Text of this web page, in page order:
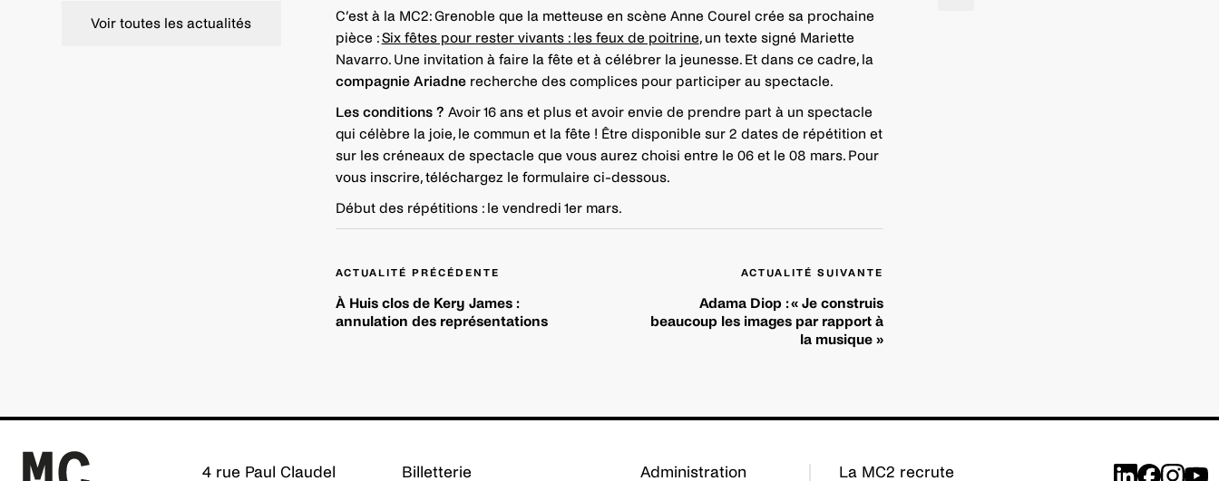
Voir toutes les actualités
C’est à la MC2: Grenoble que la metteuse en scène Anne Courel crée sa prochaine
pièce :Six fêtes pour rester vivants : les feux de poitrine, un texte signé Mariette
Navarro. Une invitation à faire la fête et à célébrer la jeunesse. Et dans ce cadre, la
compagnie Ariadnerecherche des complices pour participer au spectacle.
Les conditions ? Avoir 16 ans et plus et avoir envie de prendre part à un spectacle
qui célèbre la joie, le commun et la fête ! Être disponible sur 2 dates de répétition et
sur les créneaux de spectacle que vous aurez choisi entre le 06 et le 08 mars. Pour
vous inscrire, téléchargez le formulaire ci-dessous.
Début des répétitions : le vendredi 1er mars.
Navigation
l’article
ACTUALITÉ PRÉCÉDENTE
À Huis clos de Kery James :
annulation des représentations
ACTUALITÉ SUIVANTE
Adama Diop : « Je construis
beaucoup les images par rapport à
la musique »
4 rue Paul Claudel Billetterie Administration La MC2 recrute